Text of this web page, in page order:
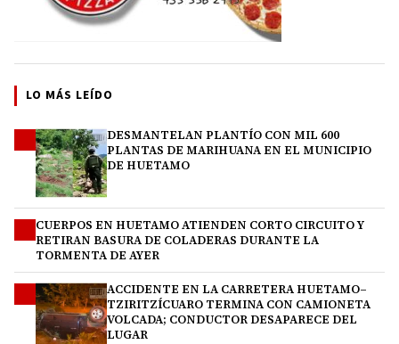
LO MÁS LEÍDO
DESMANTELAN PLANTÍO CON MIL 600
PLANTAS DE MARIHUANA EN EL MUNICIPIO
DE HUETAMO
CUERPOS EN HUETAMO ATIENDEN CORTO CIRCUITO Y
RETIRAN BASURA DE COLADERAS DURANTE LA
TORMENTA DE AYER
ACCIDENTE EN LA CARRETERA HUETAMO–
TZIRITZÍCUARO TERMINA CON CAMIONETA
VOLCADA; CONDUCTOR DESAPARECE DEL
LUGAR